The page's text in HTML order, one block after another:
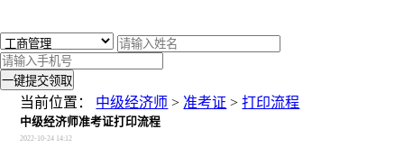
一键提交领取
当前位置： 中级经济师 > 准考证 >打印流程
中级经济师准考证打印流程
2022-10-24 14:12